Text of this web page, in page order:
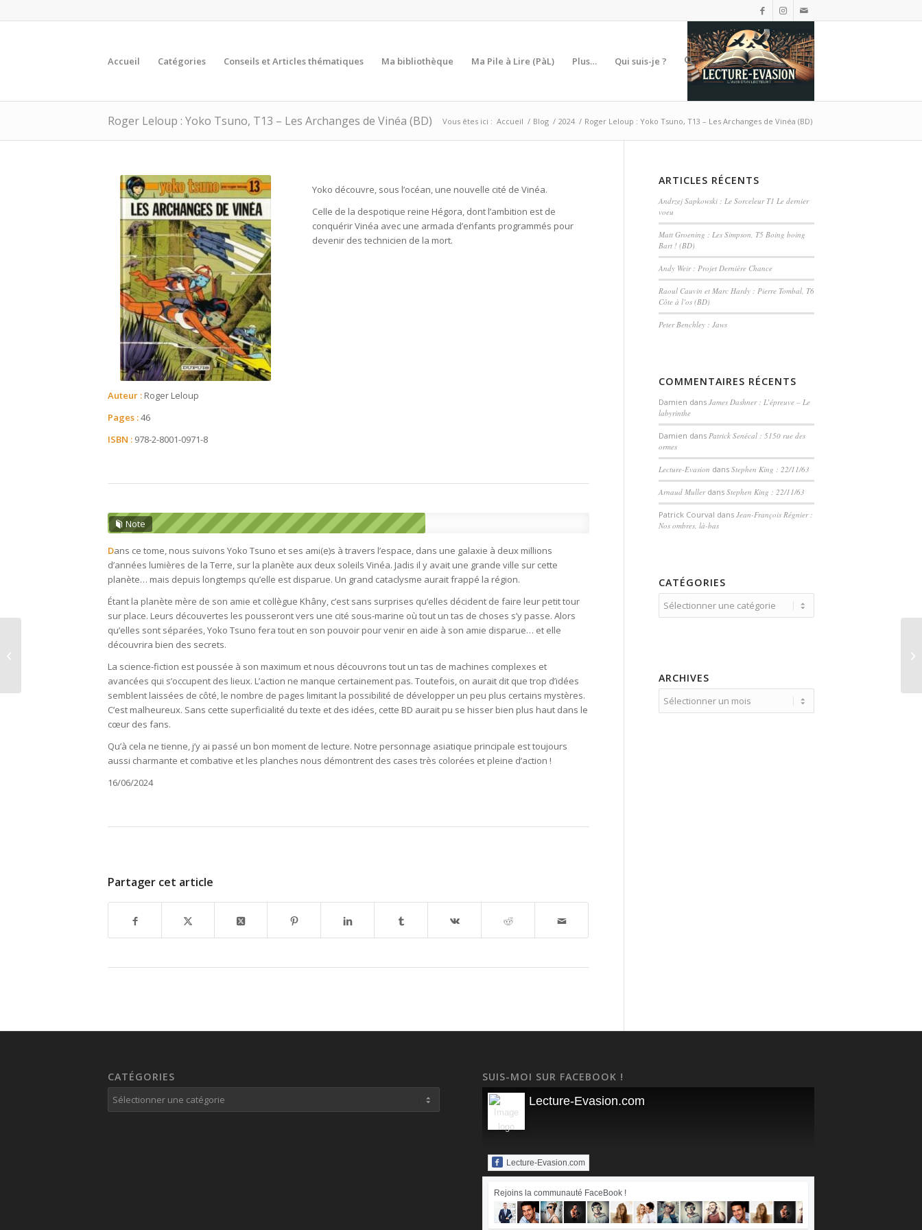
Accueil Catégories Conseils et Articles thématiques Ma bibliothèque Ma Pile à Lire (PàL) Plus… Qui suis-je ?
Roger Leloup : Yoko Tsuno, T13 – Les Archanges de Vinéa (BD) Vous êtes ici : Accueil / Blog / 2024 / Roger Leloup : Yoko Tsuno, T13 – Les Archanges de Vinéa (BD)
Auteur : Roger Leloup
Pages :46
ISBN : 978-2-8001-0971-8
Yoko découvre, sous l’océan, une nouvelle cité de Vinéa.
Celle de la despotique reine Hégora, dont l’ambition est de
conquérir Vinéa avec une armada d’enfants programmés pour
devenir des technicien de la mort.
Note
Dans ce tome, nous suivons Yoko Tsuno et ses ami(e)s à travers l’espace, dans une galaxie à deux millions
d’années lumières de la Terre, sur la planète aux deux soleils Vinéa. Jadis il y avait une grande ville sur cette
planète… mais depuis longtemps qu’elle est disparue. Un grand cataclysme aurait frappé la région.
Étant la planète mère de son amie et collègue Khâny, c’est sans surprises qu’elles décident de faire leur petit tour
sur place. Leurs découvertes les pousseront vers une cité sous-marine où tout un tas de choses s’y passe. Alors
qu’elles sont séparées, Yoko Tsuno fera tout en son pouvoir pour venir en aide à son amie disparue… et elle
découvrira bien des secrets.
La science-fiction est poussée à son maximum et nous découvrons tout un tas de machines complexes et
avancées qui s’occupent des lieux. L’action ne manque certainement pas. Toutefois, on aurait dit que trop d’idées
semblent laissées de côté, le nombre de pages limitant la possibilité de développer un peu plus certains mystères.
C’est malheureux. Sans cette superficialité du texte et des idées, cette BD aurait pu se hisser bien plus haut dans le
cœur des fans.
Qu’à cela ne tienne, j’y ai passé un bon moment de lecture. Notre personnage asiatique principale est toujours
aussi charmante et combative et les planches nous démontrent des cases très colorées et pleine d’action !
16/06/2024
Partager cet article
ARTICLES RÉCENTS
Andrzej Sapkowski : Le Sorceleur T1 Le dernier
voeu
Matt Groening : Les Simpson, T5 Boing boing
Bart ! (BD)
Andy Weir : Projet Dernière Chance
Raoul Cauvin et Marc Hardy : Pierre Tombal, T6
Côte à l’os (BD)
Peter Benchley : Jaws
COMMENTAIRES RÉCENTS
Damien dans James Dashner : L’épreuve – Le
labyrinthe
Damien dans Patrick Senécal : 5150 rue des
ormes
Lecture-Evasion dans Stephen King : 22/11/63
Arnaud Mullerdans Stephen King : 22/11/63
Patrick Courval dans Jean-François Régnier :
Nos ombres, là-bas
CATÉGORIES
Catégories
ARCHIVES
CATÉGORIES
Catégories
SUIS-MOI SUR FACEBOOK !
Lecture-Evasion.com
Lecture-Evasion.com
Rejoins la communauté FaceBook !